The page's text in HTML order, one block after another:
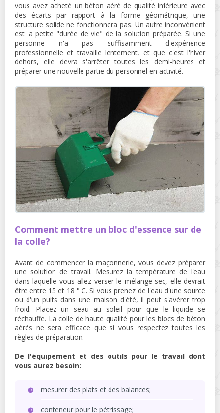
vous avez acheté un béton aéré de qualité inférieure avec
des écarts par rapport à la forme géométrique, une
structure solide ne fonctionnera pas. Un autre inconvénient
est la petite "durée de vie" de la solution préparée. Si une
personne n'a pas suffisamment d'expérience
professionnelle et travaille lentement, et que c'est l'hiver
dehors, elle devra s'arrêter toutes les demi-heures et
préparer une nouvelle partie du personnel en activité.
Comment mettre un bloc d'essence sur de
la colle?
Avant de commencer la maçonnerie, vous devez préparer
une solution de travail. Mesurez la température de l’eau
dans laquelle vous allez verser le mélange sec, elle devrait
être entre 15 et 18 ° C. Si vous prenez de l'eau d'une source
ou d'un puits dans une maison d'été, il peut s'avérer trop
froid. Placez un seau au soleil pour que le liquide se
réchauffe. La colle de haute qualité pour les blocs de béton
aérés ne sera efficace que si vous respectez toutes les
règles de préparation.
De l'équipement et des outils pour le travail dont
vous aurez besoin:
mesurer des plats et des balances;
conteneur pour le pétrissage;